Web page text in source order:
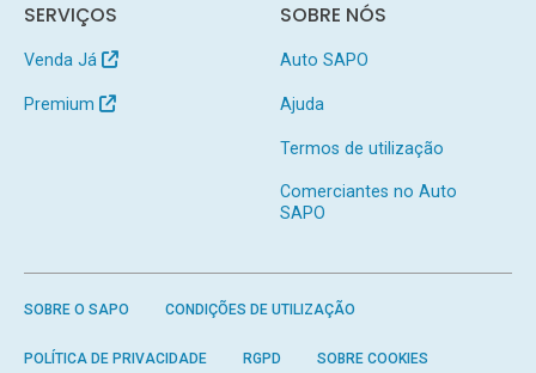
SERVIÇOS
Venda Já
Premium
SOBRE NÓS
Auto SAPO
Ajuda
Termos de utilização
Comerciantes no Auto
SAPO
SOBRE O SAPO CONDIÇÕES DE UTILIZAÇÃO
POLÍTICA DE PRIVACIDADE RGPD SOBRE COOKIES